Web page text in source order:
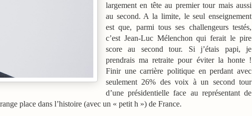
largement en tête au premier tour mais aussi
au second. A la limite, le seul enseignement
est que, parmi tous ses challengeurs testés,
c’est Jean-Luc Mélenchon qui ferait le pire
score au second tour. Si j’étais papi, je
prendrais ma retraite pour éviter la honte !
Finir une carrière politique en perdant avec
seulement 26% des voix à un second tour
d’une présidentielle face au représentant de
place dans l’histoire (avec un « petit h ») de France.